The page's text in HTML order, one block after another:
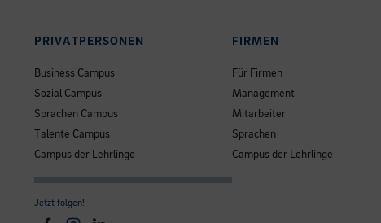
PRIVATPERSONEN
Business Campus
Sozial Campus
Sprachen Campus
Talente Campus
Campus der Lehrlinge
Jetzt folgen!
FIRMEN
Für Firmen
Management
Mitarbeiter
Sprachen
Campus der Lehrlinge